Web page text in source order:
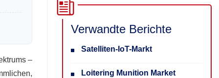
–
Verwandte Berichte
Satelliten-IoT-Markt
Loitering Munition Market